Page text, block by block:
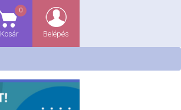
Belépés
Kosár
0